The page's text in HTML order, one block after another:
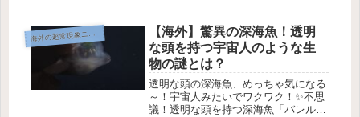
に落ちた隕石から、驚くべき発見があ
ったんだよ！ 1. 隕石...
海
外の超常現象ニュース
【海外】驚異の深海魚！透明
な頭を持つ宇宙人のような生
物の謎とは？
透明な頭の深海魚、めっちゃ気になる
～！宇宙人みたいでワクワク！✨不思
議！透明な頭を持つ深海魚「バレルア